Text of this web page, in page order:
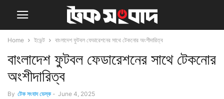
Home ইভেন্ট বাংলাদেশ ফুটবল ফেডারেশনের সাথে টেকনোর অংশীদারিত্ব
বাংলাদেশ ফুটবল ফেডারেশনের সাথে টেকনোর
অংশীদারিত্ব
By টেক সংবাদ ডেস্ক - June 4, 2025